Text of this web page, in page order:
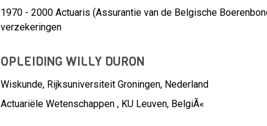
1970 - 2000 Actuaris (Assurantie van de Belgische
verzekeringen
OPLEIDING WILLY DURON
Wiskunde, Rijksuniversiteit Groningen, Nederland
Actuariële Wetenschappen , KU Leuven, BelgiÃ«